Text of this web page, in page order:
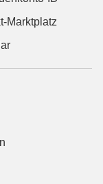
Marktplatz